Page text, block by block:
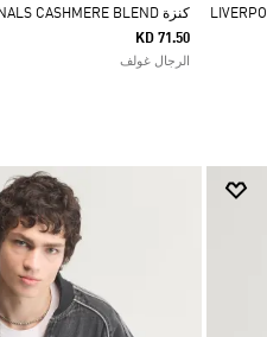
كنزة ORIGINALS CASHMERE BLEND
KD 71.50
الرجال غولف
أديداس التطبيق فقط • أديداس التطبيق فقط